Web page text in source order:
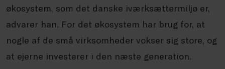
økosystem, som det danske iværksættermiljø er,
advarer han. For det økosystem har brug for, at
nogle af de små virksomheder vokser sig store, og
at ejerne investerer i den næste generation.